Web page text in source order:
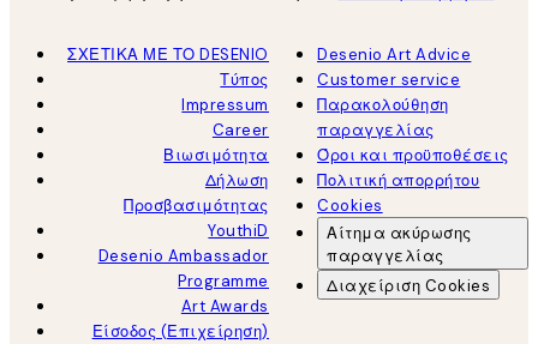
ΣΧΕΤΙΚΑ ΜΕ ΤΟ DESENIO
Τύπος
Impressum
Career
Βιωσιμότητα
Δήλωση
Προσβασιμότητας
YouthiD
Desenio Ambassador
Programme
Art Awards
Είσοδος (Επιχείρηση)
Desenio Art Advice
Customer service
Παρακολούθηση
παραγγελίας
Όροι και προϋποθέσεις
Πολιτική απορρήτου
Cookies
Αίτημα ακύρωσης
παραγγελίας
Διαχείριση Cookies